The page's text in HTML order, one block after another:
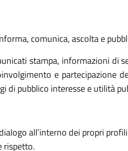
comunica, ascolta e
stampa, informazioni di
e partecipazione
di pubblico interesse e utilità
all’interno dei propri
rispetto.